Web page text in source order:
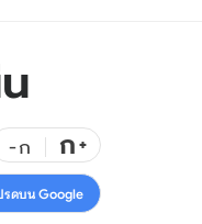
คลิป
พอดแคสต์
ดูทีวี
-ก ก+
รดบน Google